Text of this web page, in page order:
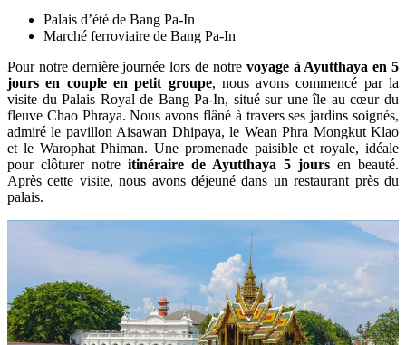
Palais d’été de Bang Pa-In
Marché ferroviaire de Bang Pa-In
Pour notre dernière journée lors de notre voyage à Ayutthaya en 5
jours en couple en petit groupe, nous avons commencé par la
visite du Palais Royal de Bang Pa-In, situé sur une île au cœur du
fleuve Chao Phraya. Nous avons flâné à travers ses jardins soignés,
admiré le pavillon Aisawan Dhipaya, le Wean Phra Mongkut Klao
et le Warophat Phiman. Une promenade paisible et royale, idéale
pour clôturer notre itinéraire de Ayutthaya 5 jours en beauté.
Après cette visite, nous avons déjeuné dans un restaurant près du
palais.